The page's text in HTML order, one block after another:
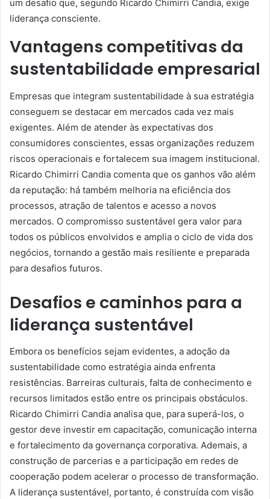
um desafio que, segundo Ricardo Chimirri Candia, exige
liderança consciente.
Vantagens competitivas da
sustentabilidade empresarial
Empresas que integram sustentabilidade à sua estratégia
conseguem se destacar em mercados cada vez mais
exigentes. Além de atender às expectativas dos
consumidores conscientes, essas organizações reduzem
riscos operacionais e fortalecem sua imagem institucional.
Ricardo Chimirri Candia comenta que os ganhos vão além
da reputação: há também melhoria na eficiência dos
processos, atração de talentos e acesso a novos
mercados. O compromisso sustentável gera valor para
todos os públicos envolvidos e amplia o ciclo de vida dos
negócios, tornando a gestão mais resiliente e preparada
para desafios futuros.
Desafios e caminhos para a
liderança sustentável
Embora os benefícios sejam evidentes, a adoção da
sustentabilidade como estratégia ainda enfrenta
resistências. Barreiras culturais, falta de conhecimento e
recursos limitados estão entre os principais obstáculos.
Ricardo Chimirri Candia analisa que, para superá-los, o
gestor deve investir em capacitação, comunicação interna
e fortalecimento da governança corporativa. Ademais, a
construção de parcerias e a participação em redes de
cooperação podem acelerar o processo de transformação.
A liderança sustentável, portanto, é construída com visão